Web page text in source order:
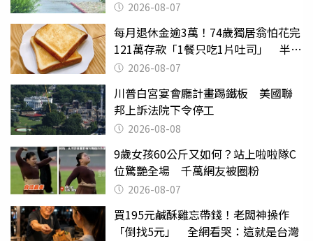
2026-08-07
每月退休金逾3萬！74歲獨居翁怕花完
121萬存款「1餐只吃1片吐司」 半年
後暴瘦嚇壞女兒
2026-08-07
川普白宮宴會廳計畫踢鐵板 美國聯
邦上訴法院下令停工
2026-08-08
9歲女孩60公斤又如何？站上啦啦隊C
位驚艷全場 千萬網友被圈粉
2026-08-07
買195元鹹酥雞忘帶錢！老闆神操作
「倒找5元」 全網看哭：這就是台灣